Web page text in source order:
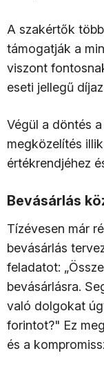
A szakértők
támogatják a
viszont
eseti jellegű
Végül a döntés
megközelítés
értékrendjéhez
Bevásárlás
Tízévesen már
bevásárlás
feladatot:
bevásárlásra.
való dolgokat
forintot?" Ez
és a